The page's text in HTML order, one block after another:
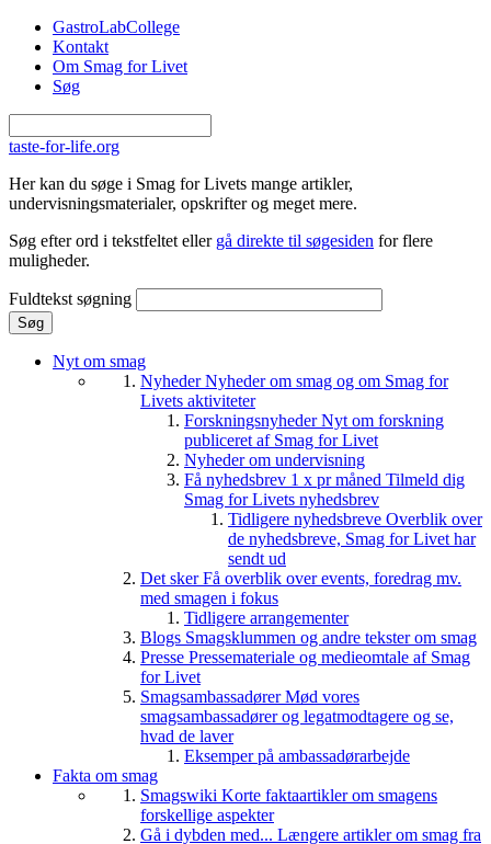
Gå til hovedindhold
GastroLabCollege
Kontakt
Om Smag for Livet
Søg
taste-for-life.org
Her kan du søge i Smag for Livets mange artikler,
undervisningsmaterialer, opskrifter og meget mere.
Søg efter ord i tekstfeltet eller gå direkte til søgesiden for flere
muligheder.
Fuldtekst søgning
Nyt om smag
NyhederNyheder om smag og om Smag for
Livets aktiviteter
ForskningsnyhederNyt om forskning
publiceret af Smag for Livet
Nyheder om undervisning
Få nyhedsbrev 1 x pr måned Tilmeld dig
Smag for Livets nyhedsbrev
Tidligere nyhedsbreve Overblik over
de nyhedsbreve, Smag for Livet har
sendt ud
Det skerFå overblik over events, foredrag mv.
med smagen i fokus
Tidligere arrangementer
Blogs Smagsklummen og andre tekster om smag
Presse Pressemateriale og medieomtale af Smag
for Livet
SmagsambassadørerMød vores
smagsambassadører og legatmodtagere og se,
hvad de laver
Eksemper på ambassadørarbejde
Fakta om smag
Smagswiki Korte faktaartikler om smagens
forskellige aspekter
Gå i dybden med... Længere artikler om smag fra